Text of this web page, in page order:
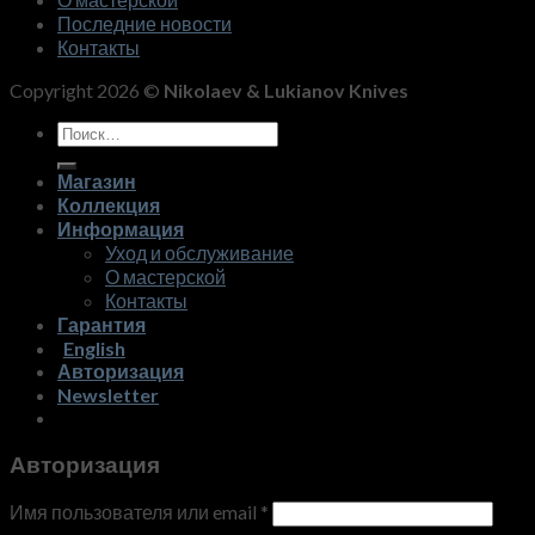
Последние новости
Контакты
Copyright 2026 © Nikolaev & Lukianov Knives
Искать:
Магазин
Коллекция
Информация
Уход и обслуживание
О мастерской
Контакты
Гарантия
English
Авторизация
Newsletter
Авторизация
Имя пользователя или email *